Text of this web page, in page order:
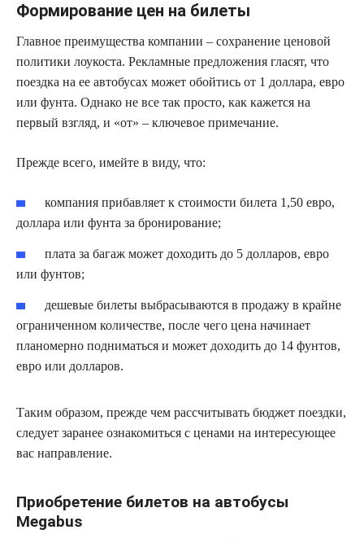
Формирование цен на билеты
Главное преимущества компании – сохранение ценовой
политики лоукоста. Рекламные предложения гласят, что
поездка на ее автобусах может обойтись от 1 доллара, евро
или фунта. Однако не все так просто, как кажется на
первый взгляд, и «от» – ключевое примечание.
Прежде всего, имейте в виду, что:
компания прибавляет к стоимости билета 1,50 евро,
доллара или фунта за бронирование;
плата за багаж может доходить до 5 долларов, евро
или фунтов;
дешевые билеты выбрасываются в продажу в крайне
ограниченном количестве, после чего цена начинает
планомерно подниматься и может доходить до 14 фунтов,
евро или долларов.
Таким образом, прежде чем рассчитывать бюджет поездки,
следует заранее ознакомиться с ценами на интересующее
вас направление.
Приобретение билетов на автобусы
Megabus